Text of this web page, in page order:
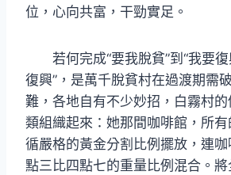
位，心向共富，干勁實足。
若何完成“要我脫貧”到“我要
復興”，是萬千脫貧村在過渡期需
難，各地自有不少妙招，白霧村
類組織起來：她那間咖啡館，所
循嚴格的黃金分割比例擺放，連
點三比四點七的重量比例混合。